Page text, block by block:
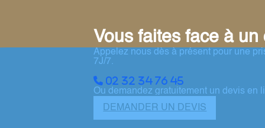
Vous faites face à un
Appelez nous dès à présent pour une
7J/7.
02 32 34 76 45
Ou demandez gratuitement un devis en
DEMANDER UN DEVIS